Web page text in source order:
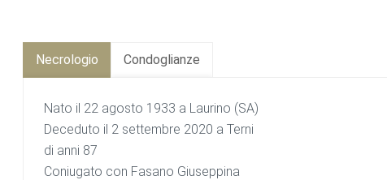
Necrologio Condoglianze
Nato il 22 agosto 1933 a Laurino (SA)
Deceduto il 2 settembre 2020 a Terni
di anni 87
Coniugato con Fasano Giuseppina